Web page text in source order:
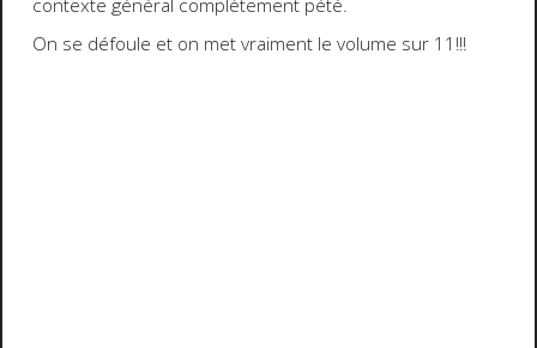
On se défoule et on met vraiment le volume sur 11!!!